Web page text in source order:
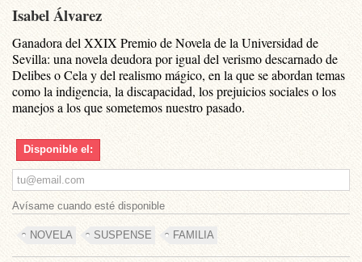
Isabel Álvarez
Ganadora del XXIX Premio de Novela de la Universidad de
Sevilla: una novela deudora por igual del verismo descarnado de
Delibes o Cela y del realismo mágico, en la que se abordan temas
como la indigencia, la discapacidad, los prejuicios sociales o los
manejos a los que sometemos nuestro pasado.
Disponible el:
Avísame cuando esté disponible
NOVELA SUSPENSE FAMILIA